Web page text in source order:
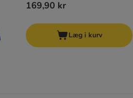
169,90 kr
Læg i kurv